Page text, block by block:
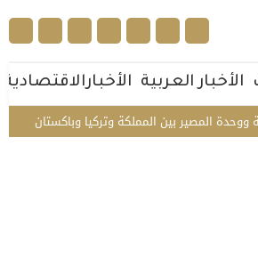
الأخبار العربية الأخبارالاقتصادية
المصير بين المملكة وتركيا وباكستان